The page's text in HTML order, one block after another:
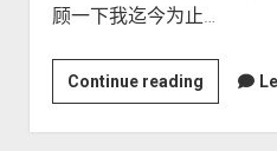
顾一下我迄今为止…
Continue readingTyping
Mind
创